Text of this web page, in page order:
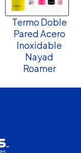
Termo Doble
Pared Acero
Inoxidable
Nayad
Roamer